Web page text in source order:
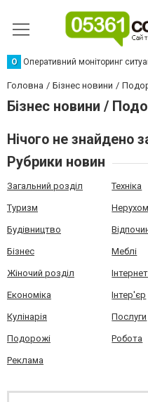
О Оперативний моніторинг
Головна Бізнес новини
Бізнес новини /
Нічого не знайдено
Рубрики новин
Загальний розділ Техніка
Туризм
Будівництво
Бізнес Меблі
Жіночий розділ Інтернет
Економіка Інтер'єр
Кулінарія Послуги
Подорожі Робота
Реклама